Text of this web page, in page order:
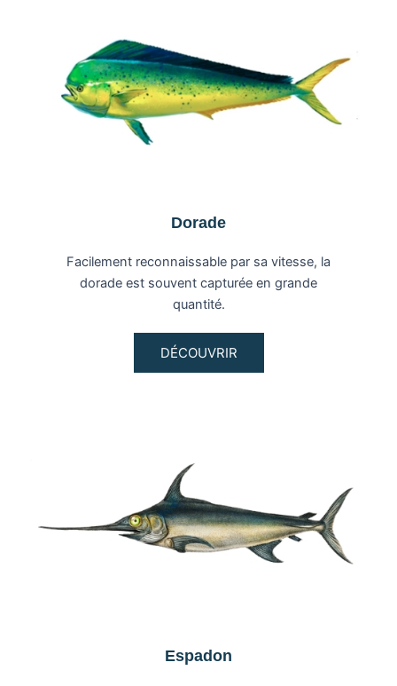
Dorade
Facilement reconnaissable par sa vitesse, la
dorade est souvent capturée en grande
quantité.
DÉCOUVRIR
Espadon